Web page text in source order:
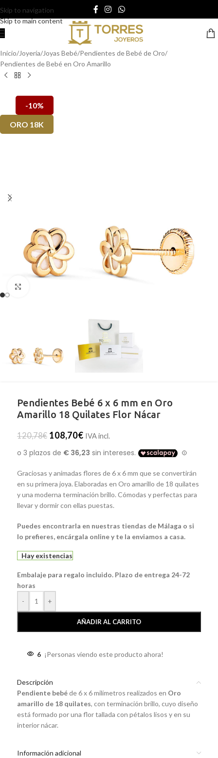
Skip to navigation
Skip to main content
Inicio/Joyería/Joyas Bebé/Pendientes de Bebé de Oro/
Pendientes de Bebé en Oro Amarillo
-10%
ORO 18K
Pendientes Bebé 6 x 6 mm en Oro
Amarillo 18 Quilates Flor Nácar
120,78€ 108,70€ IVA incl.
Graciosas y animadas flores de 6 x 6 mm que se convertirán
en su primera joya. Elaboradas en Oro amarillo de 18 quilates
y una moderna terminación brillo. Cómodas y perfectas para
llevar y dormir con ellas puestas.
Puedes encontrarla en nuestras tiendas de Málaga o si
lo prefieres, encárgala online y te la enviamos a casa.
Hay existencias
Embalaje para regalo incluido. Plazo de entrega 24-72
horas
-
+
AÑADIR AL CARRITO
6 ¡Personas viendo este producto ahora!
Descripción
Pendiente bebéde 6 x 6 milímetros realizados en Oro
amarillo de 18 quilates, con terminación brillo, cuyo diseño
está formado por una flor tallada con pétalos lisos y en su
interior nácar.
Información adicional